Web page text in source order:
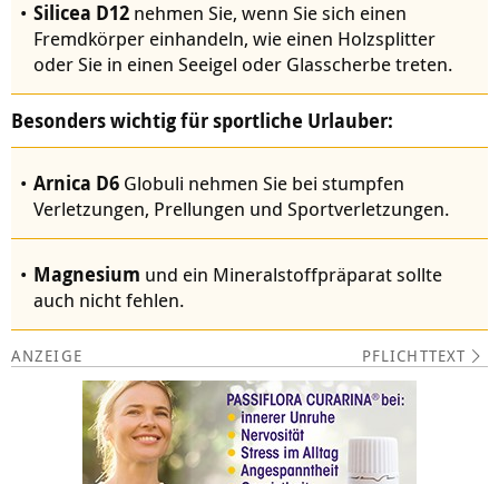
Silicea D12 nehmen Sie, wenn Sie sich einen
Fremdkörper einhandeln, wie einen Holzsplitter
oder Sie in einen Seeigel oder Glasscherbe treten.
Besonders wichtig für sportliche Urlauber:
Arnica D6 Globuli nehmen Sie bei stumpfen
Verletzungen, Prellungen und Sportverletzungen.
Magnesium und ein Mineralstoffpräparat sollte
auch nicht fehlen.
PFLICHTTEXT